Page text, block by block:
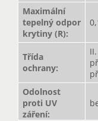
Maximální
tepelný odpor
krytiny (R):
Třída
ochrany:
Odolnost
proti UV
záření: